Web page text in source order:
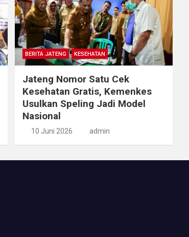
BERITA JATENG KESEHATAN
Jateng Nomor Satu Cek
Kesehatan Gratis, Kemenkes
Usulkan Speling Jadi Model
Nasional
10 Juni 2026 admin